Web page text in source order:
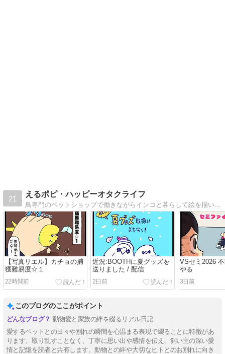
21
えるポピ・ハッピーオタクライフ
【写真リエル】カチョの捕
獲難易度☆１
22時間前
近況:BOOTHに夏グッズを
送りました / 配信
2日前
VSセミ2026
やる
3日前
このブログのここがポイント
動物愛と家族の絆を綴るリアル日記
愛するペットとの日々や別れの瞬間を心温まる表現で綴ることに特徴があ
ります。取り乱すことなく、丁寧に思い出や感情を伝え、飼い主の深い愛
情と記憶を読者と共有します。動物との絆や大切なヒトとのお別れに向き